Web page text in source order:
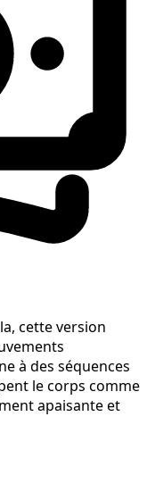
cette version
à des séquences
le corps comme
apaisante et